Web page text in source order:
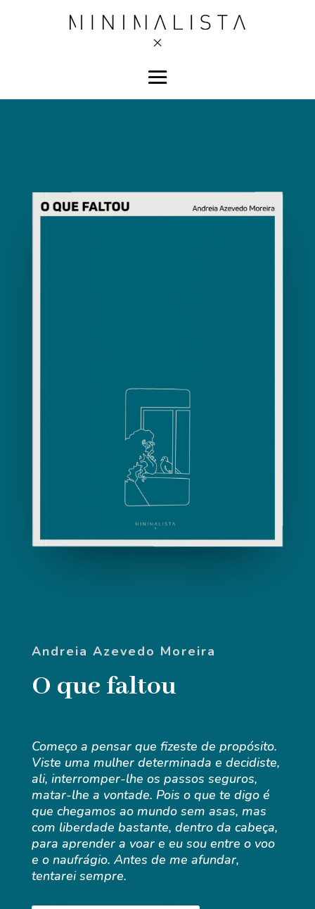
Andreia Azevedo Moreira
O que faltou
Começo a pensar que fizeste de propósito.
Viste uma mulher determinada e decidiste,
ali, interromper-lhe os passos seguros,
matar-lhe a vontade. Pois o que te digo é
que chegamos ao mundo sem asas, mas
com liberdade bastante, dentro da cabeça,
para aprender a voar e eu sou entre o voo
e o naufrágio. Antes de me afundar,
tentarei sempre.